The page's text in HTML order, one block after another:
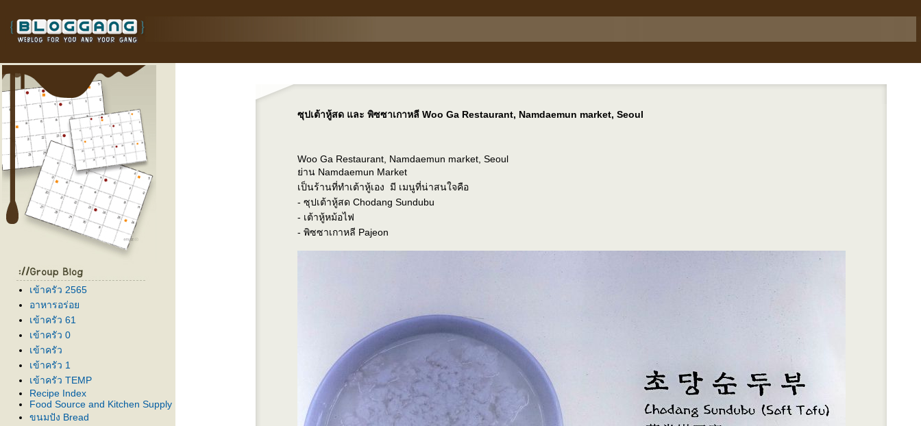
เข้าครัว 2565
อาหารอร่อ
เข้าครัว 61
เข้าครัว 0
เข้าครัว
เข้าครัว 1
เข้าครัว TEMP
Recipe Index
Food Source and Kitchen Supply
ขนมปัง Bread
ซุปเต้าหู้สด และ พิซซาเกาหลี Woo Ga Restaurant, Namdaemun market, Seoul
Woo Ga Restaurant, Namdaemun market, Seoul
่าน Namdaemun Market
เป็นร้านที่ทำเต้าหู้เอง มี เมนูที่น่าสนใจคือ
- ซุปเต้าหู้สด Chodang Sundubu
- เต้าหู้หม้อไฟ
- พิซซาเกาหลี Pajeon